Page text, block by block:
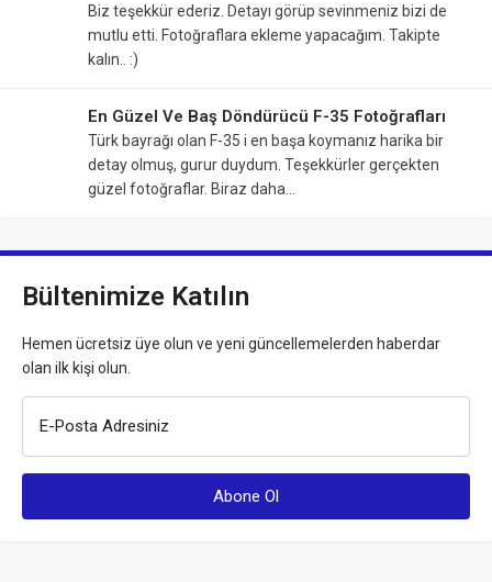
Biz teşekkür ederiz. Detayı görüp sevinmeniz bizi de
mutlu etti. Fotoğraflara ekleme yapacağım. Takipte
kalın.. :)
En Güzel Ve Baş Döndürücü F-35 Fotoğrafları
Türk bayrağı olan F-35 i en başa koymanız harika bir
detay olmuş, gurur duydum. Teşekkürler gerçekten
güzel fotoğraflar. Biraz daha…
Bültenimize Katılın
Hemen ücretsiz üye olun ve yeni güncellemelerden haberdar
olan ilk kişi olun.
E-Posta Adresiniz